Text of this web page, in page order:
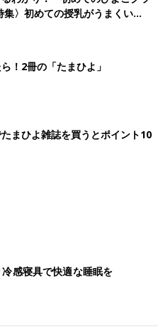
集〉初めての授乳がうまくい
の基本と夏のトラブル 解決テ
！2冊の「たまひよ」
まひよ雑誌を買うとポイント10
冷感寝具で快適な睡眠を